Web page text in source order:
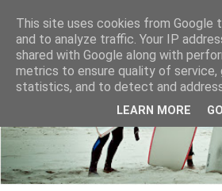
This site uses cookies from Google
and to analyze traffic. Your IP
shared with Google along with
metrics to ensure quality of service,
statistics, and to detect and
LEARN MORE